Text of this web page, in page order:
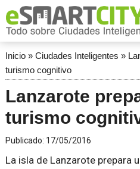
Inicio» Ciudades Inteligentes »
turismo cognitivo
Lanzarote
turismo
Publicado: 17/05/2016
La isla de Lanzarote prepara